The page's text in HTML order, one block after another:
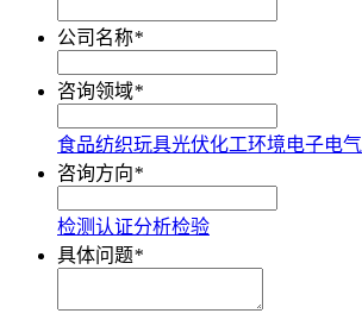
公司名称*
咨询领域*
食品纺织玩具光伏化工环境电子电气
咨询方向*
检测认证分析检验
具体问题*